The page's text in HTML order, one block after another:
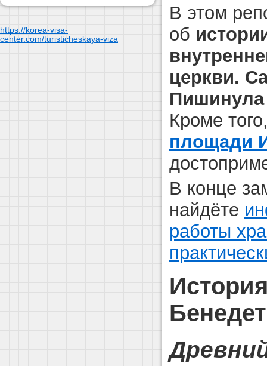
https://korea-visa-
center.com/turisticheskaya-viza
В этом
об
церкви.
Пишинула
Кроме
площади
В конце
найдёте
работы